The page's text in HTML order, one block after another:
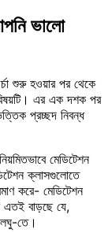
ভালো
শুরু হওয়ার পর থেকে
বিষয়টি। এর এক দশক পর
প্রচ্ছদ নিবন্ধ
মেডিটেশন
ক্লাসগুলোতে
করে- মেডিটেশন
এতই বাড়ছে যে,
তে।